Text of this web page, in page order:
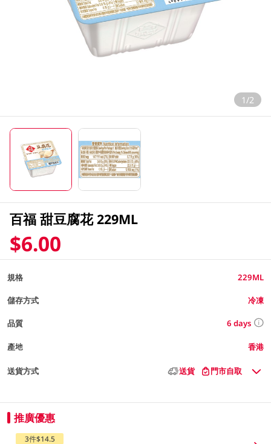
1/2
百福 甜豆腐花 229ML
$6.00
規格 229ML
儲存方式 冷凍
品質 6 days
產地 香港
送貨方式 送貨 門市自取
推廣優惠
3件$14.5